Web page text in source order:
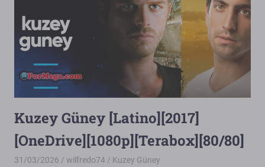
Kuzey Güney [Latino][2017]
[OneDrive][1080p][Terabox][80/80]
31/03/2026 wilfredo74 Kuzey Güney